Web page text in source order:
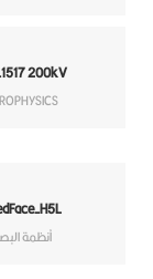
XIS-1517 200kV™
ASTROPHYSICS
SpeedFace-H5L
أنظمة البصمة